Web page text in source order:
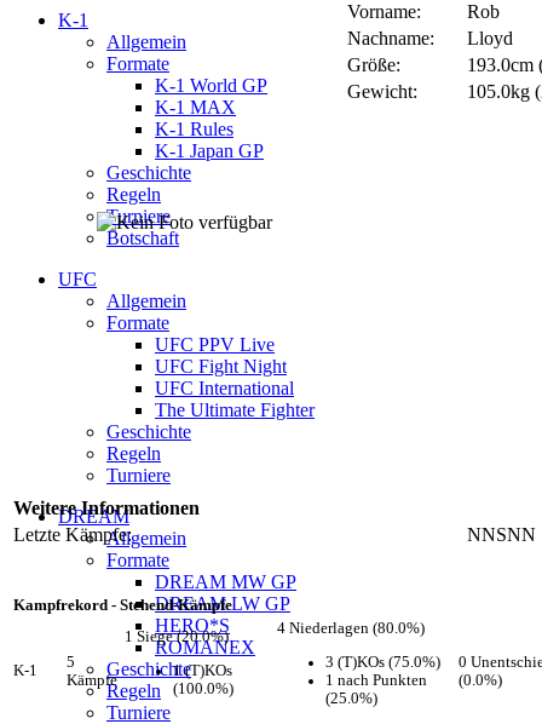
K-1
Allgemein
Formate
K-1 World GP
K-1 MAX
K-1 Rules
K-1 Japan GP
Geschichte
Regeln
Turniere
Botschaft
UFC
Allgemein
Formate
UFC PPV Live
UFC Fight Night
UFC International
The Ultimate Fighter
Geschichte
Regeln
Turniere
DREAM
Allgemein
Formate
DREAM MW GP
DREAM LW GP
HERO*S
ROMANEX
Geschichte
Regeln
Turniere
Vorname:
Rob
Nachname:
Lloyd
Größe:
193.0cm
Gewicht:
105.0kg
Weitere Informationen
Letzte Kämpfe:
NNSNN
Kampfrekord - Stehend-Kämpfe
K-1
5
Kämpfe
1 Siege (20.0%)
1 (T)KOs
(100.0%)
4 Niederlagen (80.0%)
3 (T)KOs (75.0%)
1 nach Punkten
(25.0%)
0
(0.0%)